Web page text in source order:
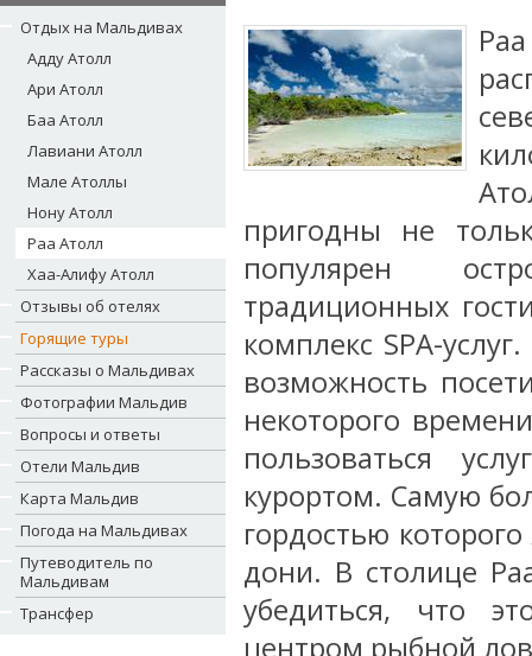
Отдых на Мальдивах
Адду Атолл
Ари Атолл
Баа Атолл
Лавиани Атолл
Мале Атоллы
Нону Атолл
Раа Атолл
Хаа-Алифу Атолл
Отзывы об отелях
Горящие туры
Рассказы о Мальдивах
Фотографии Мальдив
Вопросы и ответы
Отели Мальдив
Карта Мальдив
Погода на Мальдивах
Путеводитель по
Мальдивам
Трансфер
пригодны не
популярен
традиционных
комплекс SPA-
возможность
некоторого
пользоваться
курортом. Самую
гордостью
дони. В столице
убедиться, что
центром рыбной